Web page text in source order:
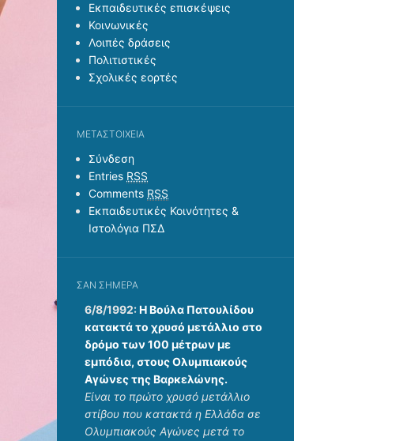
Εκπαιδευτικές επισκέψεις
Κοινωνικές
Λοιπές δράσεις
Πολιτιστικές
Σχολικές εορτές
ΜΕΤΑΣΤΟΙΧΕΊΑ
Σύνδεση
Entries RSS
Comments RSS
Εκπαιδευτικές Κοινότητες &
Ιστολόγια ΠΣΔ
ΣΑΝ ΣΉΜΕΡΑ
6/8/1992:Η Βούλα Πατουλίδου
κατακτά το χρυσό μετάλλιο στο
δρόμο των 100 μέτρων με
εμπόδια, στους Ολυμπιακούς
Αγώνες της Βαρκελώνης.
Είναι το πρώτο χρυσό μετάλλιο
στίβου που κατακτά η Ελλάδα σε
Ολυμπιακούς Αγώνες μετά το